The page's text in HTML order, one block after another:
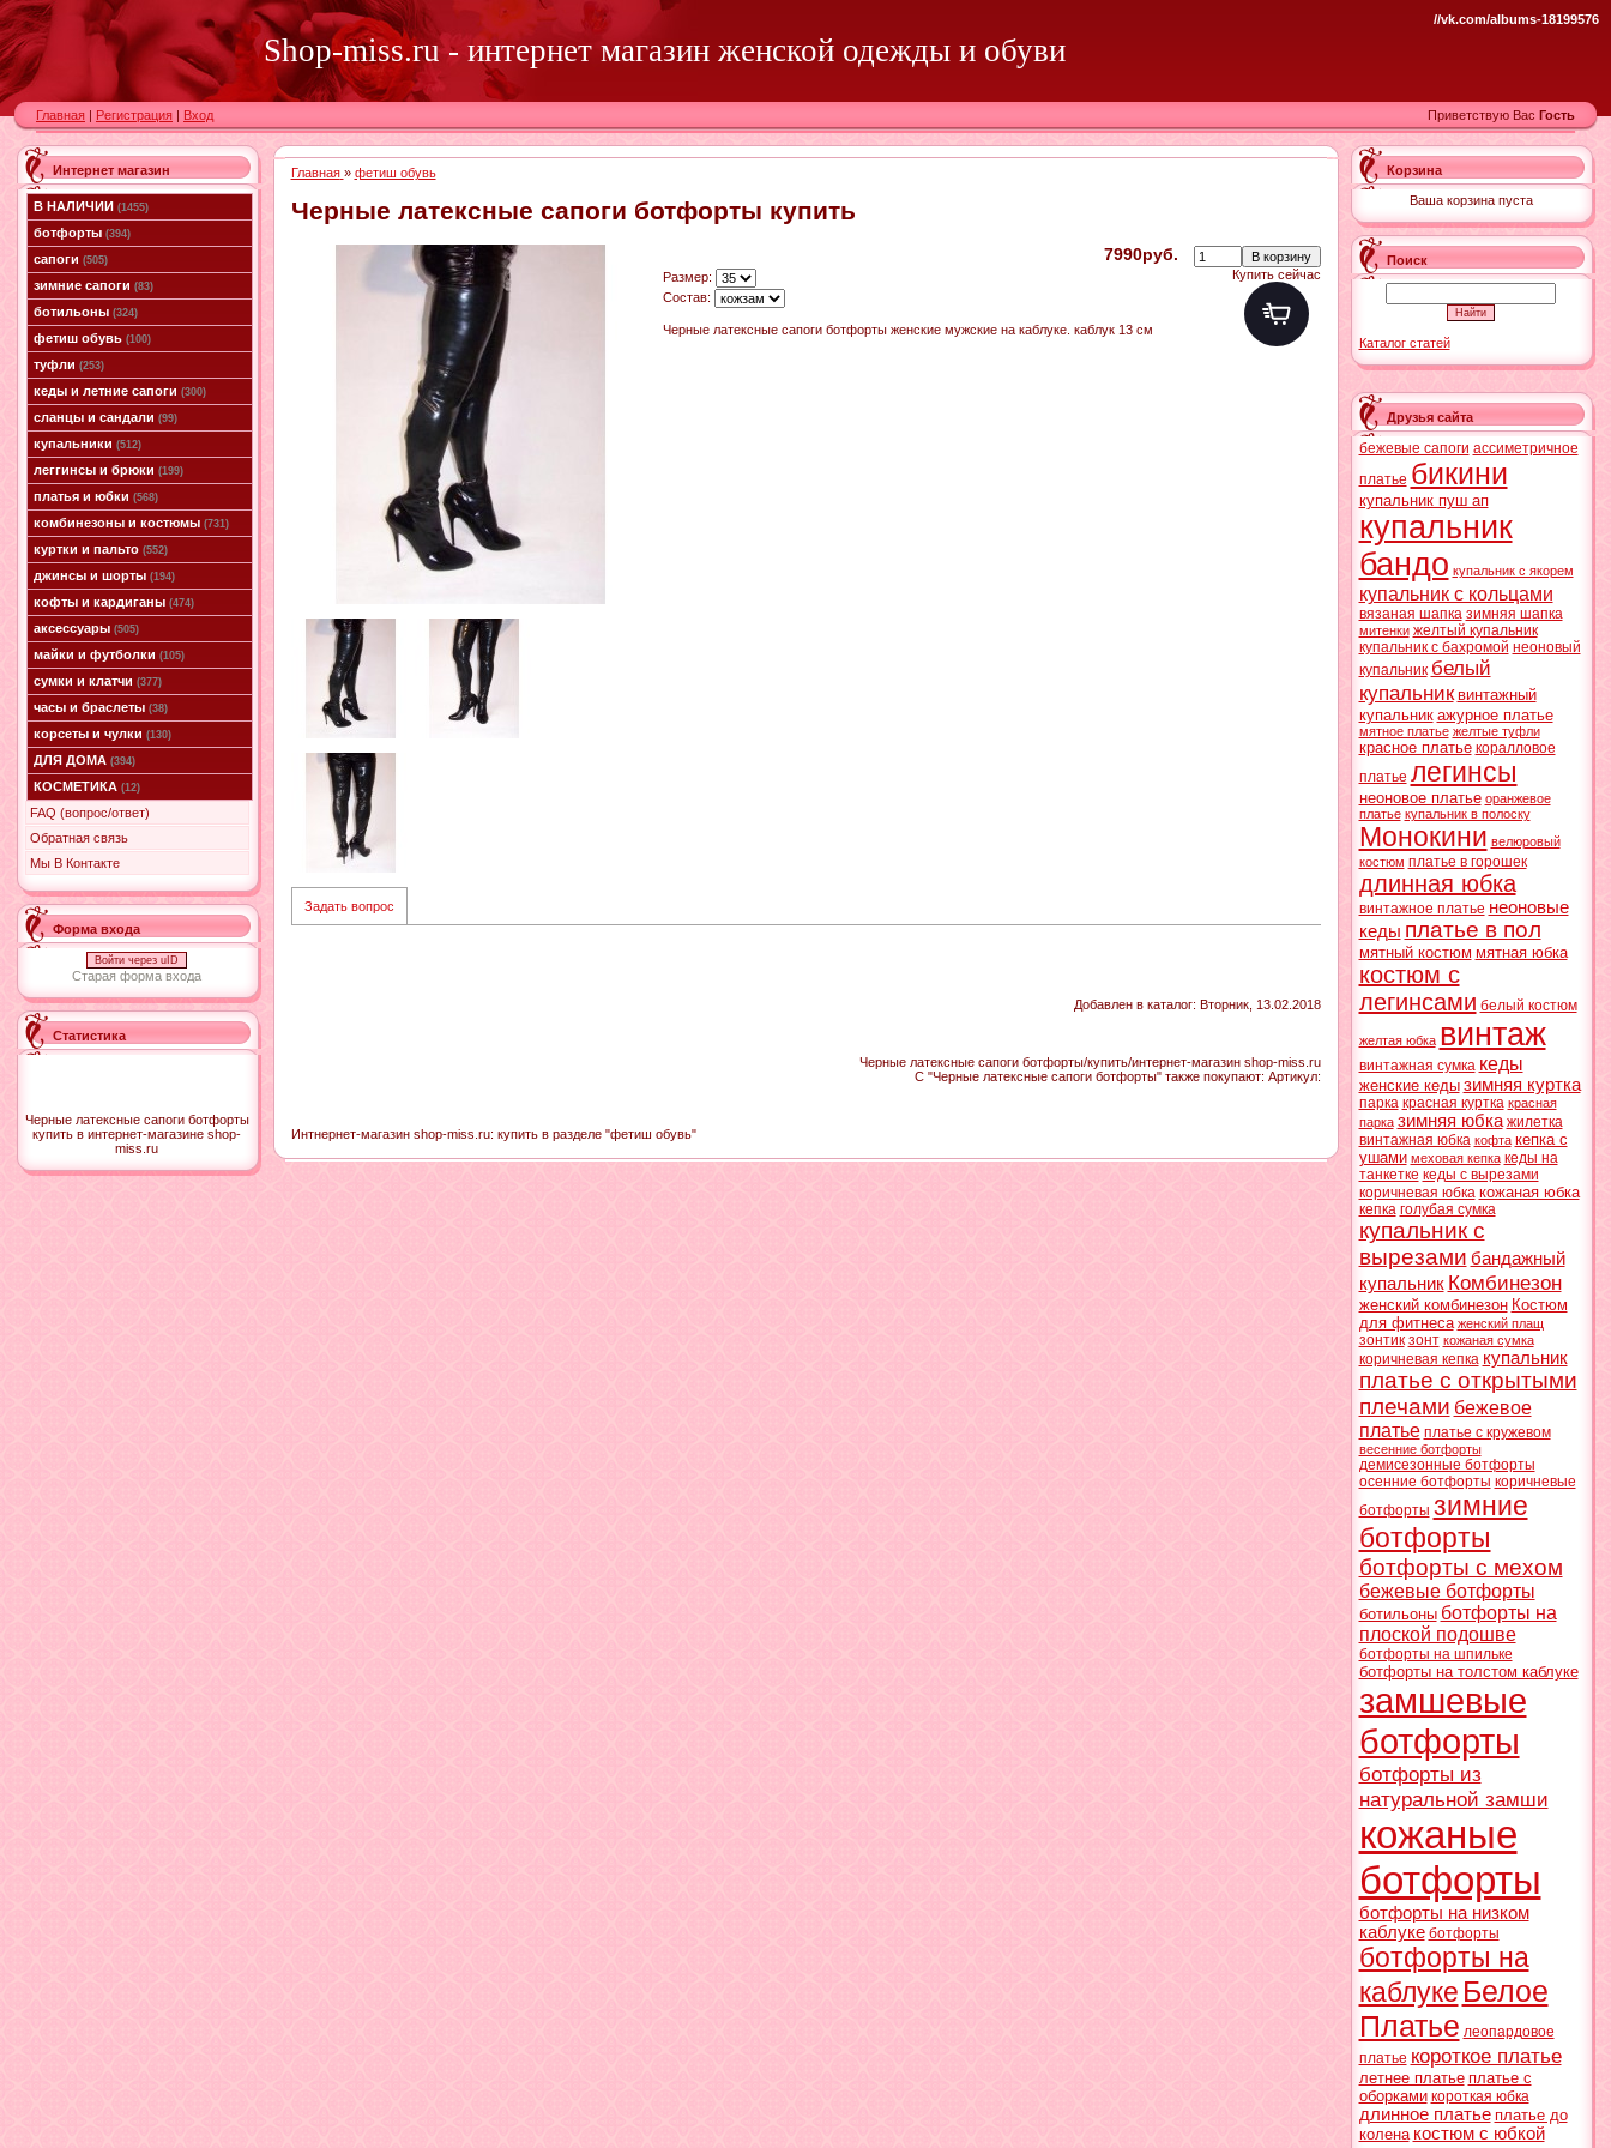
Shop-miss.ru - интернет магазин женской одежды и обуви
//vk.com/albums-18199576
Главная | Регистрация | Вход Приветствую Вас Гость
Интернет магазин
В НАЛИЧИИ(1455)
ботфорты(394)
сапоги(505)
зимние сапоги(83)
ботильоны(324)
фетиш обувь(100)
туфли(253)
кеды и летние сапоги(300)
сланцы и сандали(99)
купальники(512)
леггинсы и брюки(199)
платья и юбки(568)
комбинезоны и костюмы(731)
куртки и пальто(552)
джинсы и шорты(194)
кофты и кардиганы(474)
аксессуары(505)
майки и футболки(105)
сумки и клатчи(377)
часы и браслеты(38)
корсеты и чулки(130)
ДЛЯ ДОМА(394)
КОСМЕТИКА(12)
FAQ (вопрос/ответ)
Обратная связь
Мы В Контакте
Форма входа
Войти через uID
Старая форма входа
Статистика
Черные латексные сапоги ботфорты
купить в интернет-магазине shop-
miss.ru
Главная » фетиш обувь
Черные латексные сапоги ботфорты купить
7990руб.
Размер:
Состав:
Черные латексные сапоги ботфорты женские мужские на каблуке. каблук 13 см
Купить сейчас
Задать вопрос
Добавлен в каталог: Вторник, 13.02.2018
Черные латексные сапоги ботфорты/купить/интернет-магазин shop-miss.ru
С "Черные латексные сапоги ботфорты" также покупают: Артикул:
Интнернет-магазин shop-miss.ru: купить в разделе "фетиш обувь"
Корзина
Ваша корзина пуста
Поиск
Каталог статей
Друзья сайта
бежевые сапоги ассиметричное
платье бикини
купальник пуш ап
купальник
бандо купальник с якорем
купальник с кольцами
вязаная шапка зимняя шапка
митенки желтый купальник
купальник с бахромой неоновый
купальник белый
купальник винтажный
купальник ажурное платье
мятное платье желтые туфли
красное платье коралловое
платье легинсы
неоновое платье оранжевое
платье купальник в полоску
Монокини велюровый
костюм платье в горошек
длинная юбка
винтажное платье неоновые
кеды платье в пол
мятный костюм мятная юбка
костюм с
легинсами белый костюм
желтая юбка винтаж
винтажная сумка кеды
женские кеды зимняя куртка
парка красная куртка красная
парка зимняя юбка жилетка
винтажная юбка кофта кепка с
ушами меховая кепка кеды на
танкетке кеды с вырезами
коричневая юбка кожаная юбка
кепка голубая сумка
купальник с
вырезами бандажный
купальник Комбинезон
женский комбинезон Костюм
для фитнеса женский плащ
зонтик зонт кожаная сумка
коричневая кепка купальник
платье с открытыми
плечами бежевое
платье платье с кружевом
весенние ботфорты
демисезонные ботфорты
осенние ботфорты коричневые
ботфорты зимние
ботфорты
ботфорты с мехом
бежевые ботфорты
ботильоны ботфорты на
плоской подошве
ботфорты на шпильке
ботфорты на толстом каблуке
замшевые
ботфорты
ботфорты из
натуральной замши
кожаные
ботфорты
ботфорты на низком
каблуке ботфорты
ботфорты на
каблуке Белое
Платье леопардовое
платье короткое платье
летнее платье платье с
оборками короткая юбка
длинное платье платье до
колена костюм с юбкой